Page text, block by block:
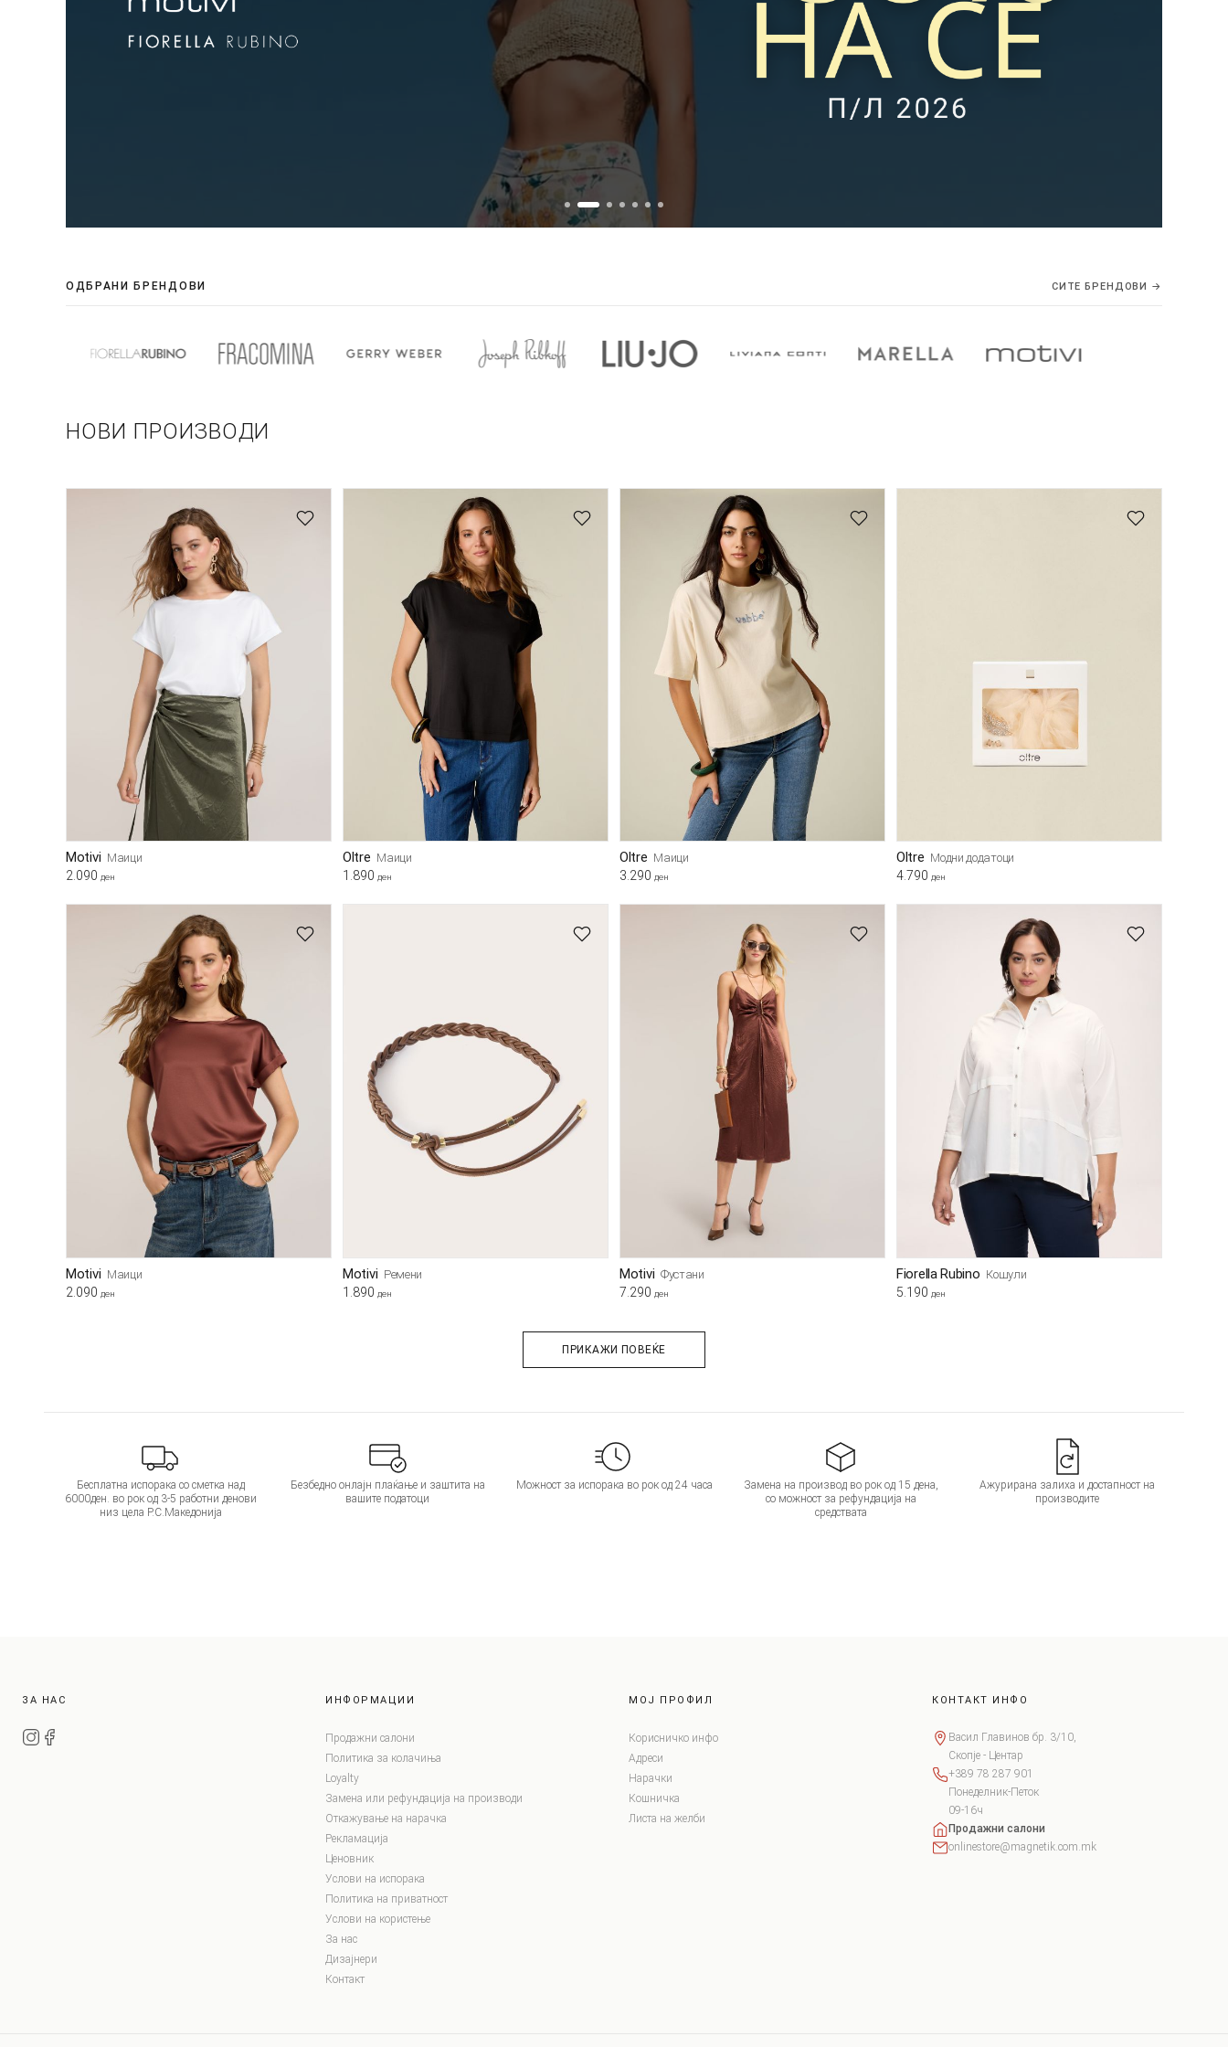
ОДБРАНИ БРЕНДОВИ СИТЕ БРЕНДОВИ →
НОВИ ПРОИЗВОДИ
Motivi Маици
2.090 ден
Oltre Маици
1.890 ден
Oltre Маици
3.290 ден
Oltre Модни додатоци
4.790 ден
Motivi Маици
2.090 ден
Motivi Ремени
1.890 ден
Motivi Фустани
7.290 ден
Fiorella Rubino Кошули
5.190 ден
ПРИКАЖИ ПОВЕЌЕ
Бесплатна испорака со сметка над
6000ден. во рок од 3-5 работни денови
низ цела Р.С.Македонија
Безбедно онлајн плаќање и заштита на
вашите податоци
Можност за испорака во рок од 24 часа
Замена на производ во рок од 15 дена,
со можност за рефундација на
средствата
Ажурирана залиха и достапност на
производите
ЗА НАС ИНФОРМАЦИИ
Продажни салони
Политика за колачиња
Loyalty
Замена или рефундација на производи
Откажување на нарачка
Рекламација
Ценовник
Услови на испорака
Политика на приватност
Услови на користење
За нас
Дизајнери
Контакт
МОЈ ПРОФИЛ
Корисничко инфо
Адреси
Нарачки
Кошничка
Листа на желби
КОНТАКТ ИНФО
Васил Главинов бр. 3/10,
Скопје - Центар
+389 78 287 901
Понеделник-Петок
09-16ч
Продажни салони
onlinestore@magnetik.com.mk